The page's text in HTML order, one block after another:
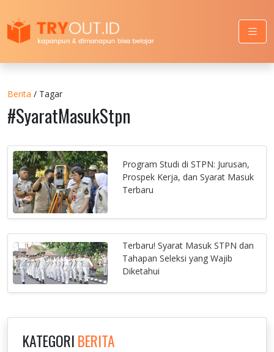
Berita / Tagar
#SyaratMasukStpn
Program Studi di STPN: Jurusan,
Prospek Kerja, dan Syarat Masuk
Terbaru
Terbaru! Syarat Masuk STPN dan
Tahapan Seleksi yang Wajib
Diketahui
KATEGORI BERITA